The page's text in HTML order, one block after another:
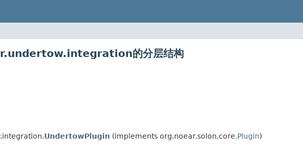
的分层结构
UndertowPlugin (implements org.noear.solon.core.Plugin)